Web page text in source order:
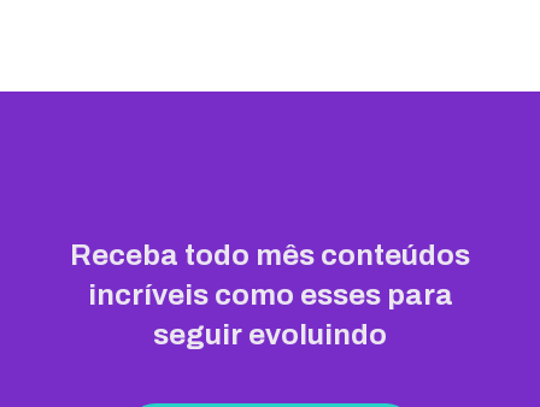
Receba todo mês conteúdos
incríveis como esses para
seguir evoluindo